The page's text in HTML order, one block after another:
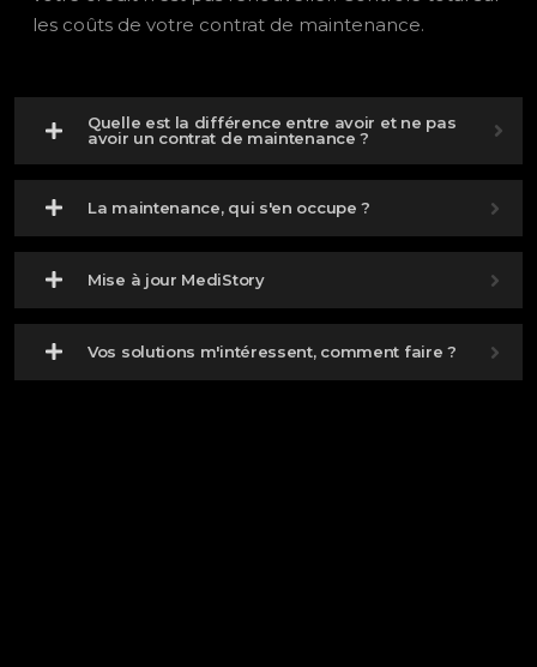
les coûts de votre contrat de maintenance.
Quelle est la différence entre avoir et ne pas
avoir un contrat de maintenance ?
La maintenance, qui s'en occupe ?
Mise à jour MediStory
Vos solutions m'intéressent, comment faire ?